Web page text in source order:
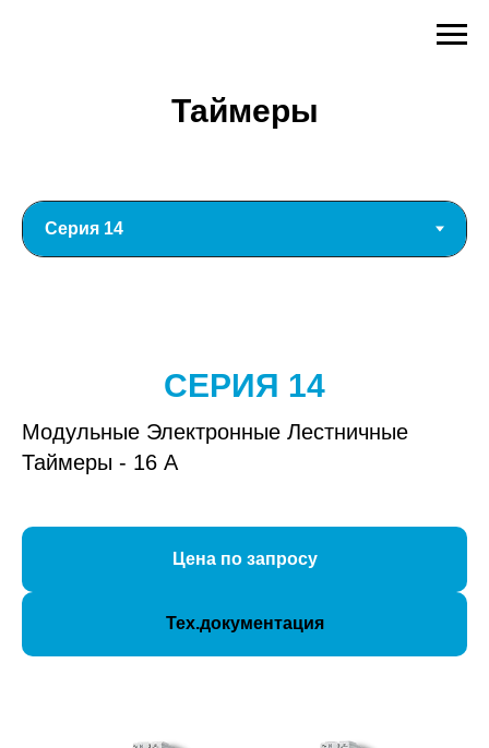
Таймеры
СЕРИЯ 14
Модульные Электронные Лестничные
Таймеры - 16 А
Цена по запросу
Тех.документация